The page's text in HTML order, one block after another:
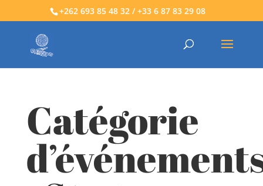
+262 693 85 48 32 / +33 6 87 83 29 08
Catégorie